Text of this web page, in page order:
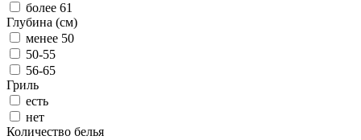
более 61
Глубина (см)
менее 50
50-55
56-65
Гриль
есть
нет
Количество белья